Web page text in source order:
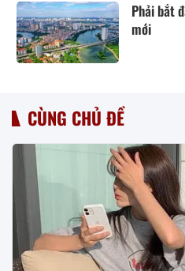
Phải bắt
mới
CÙNG CHỦ ĐỀ